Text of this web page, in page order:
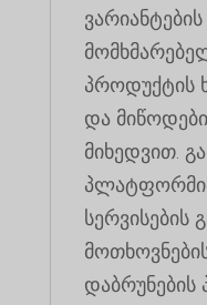
პროდუქტის
და
მიხედვით.
სერვისების
დაბრუნების